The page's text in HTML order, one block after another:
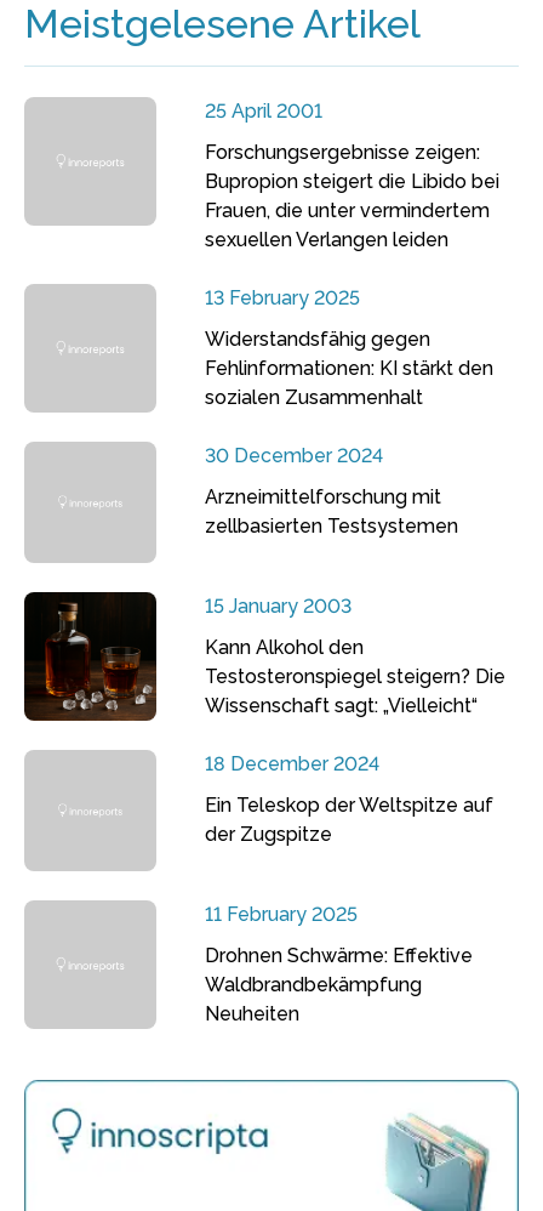
Meistgelesene Artikel
25 April 2001
Forschungsergebnisse zeigen:
Bupropion steigert die Libido bei
Frauen, die unter vermindertem
sexuellen Verlangen leiden
13 February 2025
Widerstandsfähig gegen
Fehlinformationen: KI stärkt den
sozialen Zusammenhalt
30 December 2024
Arzneimittelforschung mit
zellbasierten Testsystemen
15 January 2003
Kann Alkohol den
Testosteronspiegel steigern? Die
Wissenschaft sagt: „Vielleicht“
18 December 2024
Ein Teleskop der Weltspitze auf
der Zugspitze
11 February 2025
Drohnen Schwärme: Effektive
Waldbrandbekämpfung
Neuheiten